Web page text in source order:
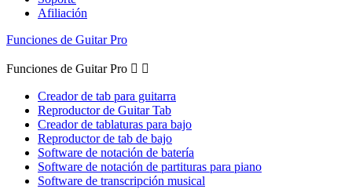
Afiliación
Funciones de Guitar Pro
Funciones de Guitar Pro  
Creador de tab para guitarra
Reproductor de Guitar Tab
Creador de tablaturas para bajo
Reproductor de tab de bajo
Software de notación de batería
Software de notación de partituras para piano
Software de transcripción musical